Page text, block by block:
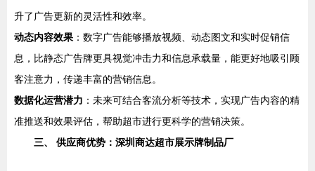
升了广告更新的灵活性和效率。
动态内容效果 ：数字广告能够播放视频、动态图文和实时促销信
息，比静态广告牌更具视觉冲击力和信息承载量，能更好地吸引顾
客注意力，传递丰富的营销信息。
数据化运营潜力 ：未来可结合客流分析等技术，实现广告内容的精
准推送和效果评估，帮助超市进行更科学的营销决策。
三、 供应商优势：深圳商达超市展示牌制品厂